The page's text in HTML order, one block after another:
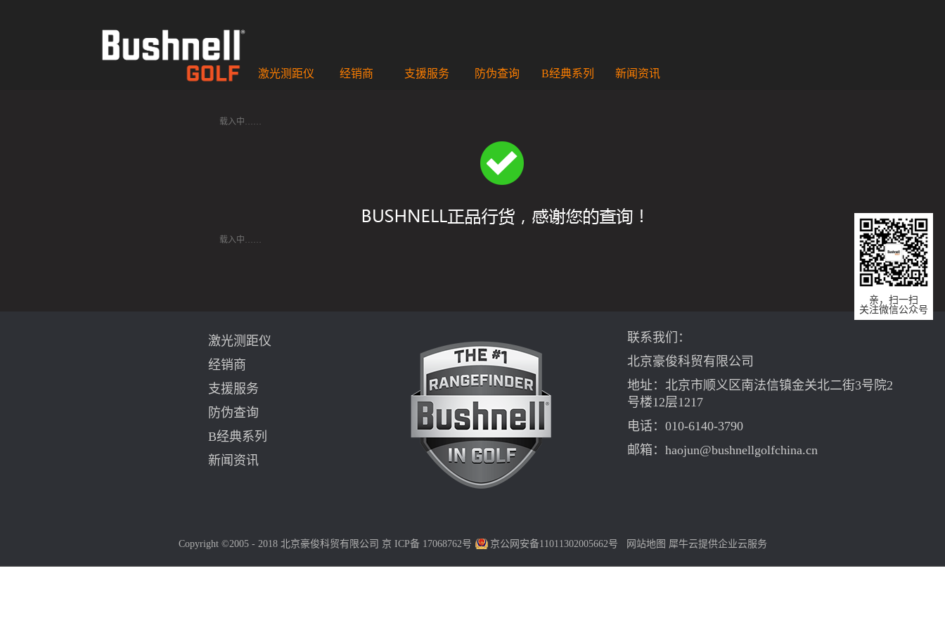
激光测距仪 经销商 支援服务 防伪查询 B经典系列 新闻资讯
载入中……
载入中……
激光测距仪
经销商
支援服务
防伪查询
B经典系列
新闻资讯
联系我们：
北京豪俊科贸有限公司
地址：北京市顺义区南法信镇金关北二街3号院2
号楼12层1217
电话：010-6140-3790
邮箱：haojun@bushnellgolfchina.cn
Copyright ©2005 - 2018 北京豪俊科贸有限公司 京 ICP备 17068762号 京公网安备11011302005662号 网站地图 犀牛云提供企业云服务
亲，扫一扫
关注微信公众号